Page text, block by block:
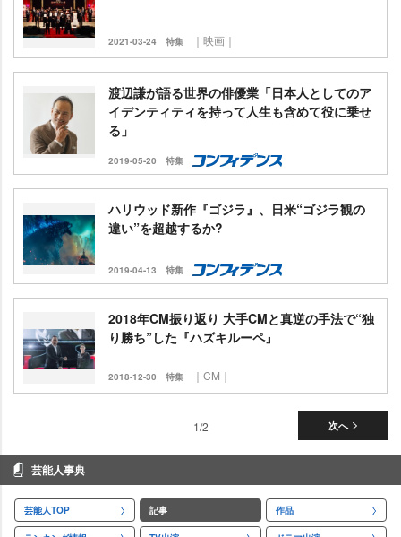
2021-03-24 特集 ｜映画｜
渡辺謙が語る世界の俳優業「日本人としてのア
イデンティティを持って人生も含めて役に乗せ
る」
2019-05-20 特集
ハリウッド新作『ゴジラ』、日米“ゴジラ観の
違い”を超越するか?
2019-04-13 特集
2018年CM振り返り 大手CMと真逆の手法で“独
り勝ち”した『ハズキルーペ』
2018-12-30 特集 ｜CM｜
次へ
1/2
芸能人事典
芸能人TOP 記事 作品